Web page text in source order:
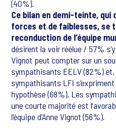
(40%).
Ce bilan en demi-teinte, qui
forces et de faiblesses, se
reconduction de l’équipe
désirent la voir réélue / 57%
Vignot peut compter sur un
sympathisants EELV (82%)
sympathisants LFI
hypothèse (68%). Les
une courte majorité est
l’équipe d’Anne Vignot (56%).